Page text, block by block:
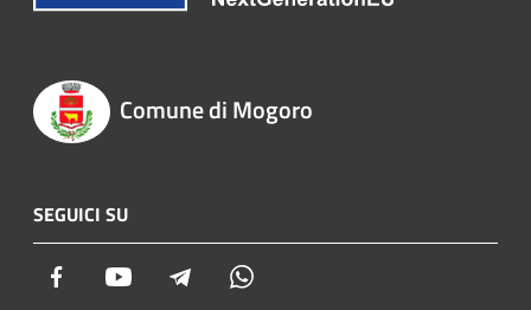
Comune di Mogoro
SEGUICI SU
Facebook Youtube Telegram